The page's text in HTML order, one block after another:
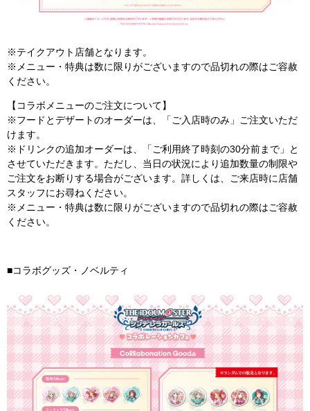
※テイクアウト店舗となります。
※メニュー・特典は数に限りがございますので品切れの際はご容赦
ください。
【コラボメニューのご注文について】
※フードとデザートのオーダーは、「ご入店時のみ」ご注文いただ
けます。
※ドリンクの追加オーダーは、「ご利用終了時刻の30分前まで」と
させていただきます。ただし、当日の状況により追加数量の制限や
ご注文をお断りする場合がございます。詳しくは、ご来店時に店舗
スタッフにお尋ねください。
※メニュー・特典は数に限りがございますので品切れの際はご容赦
ください。
■コラボグッズ・ノベルティ